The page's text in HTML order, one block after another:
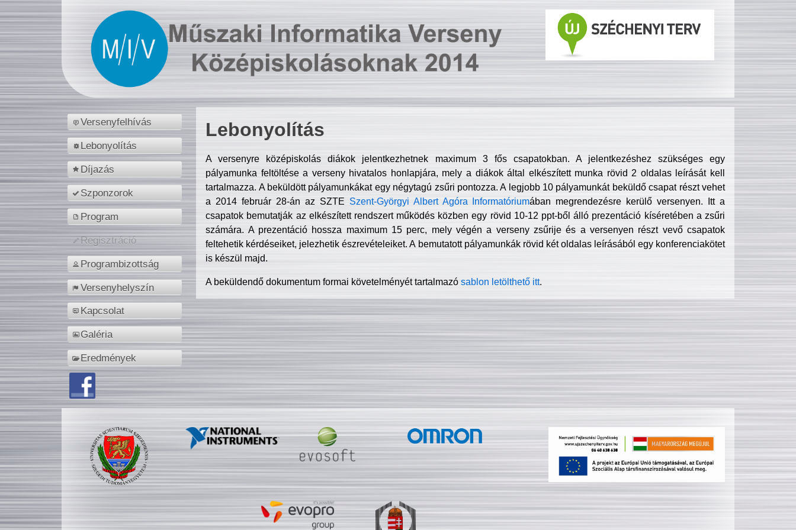
Versenyfelhívás
Lebonyolítás
Díjazás
Szponzorok
Program
Regisztráció
Programbizottság
Versenyhelyszín
Kapcsolat
Galéria
Eredmények
Lebonyolítás
A versenyre középiskolás diákok jelentkezhetnek maximum 3 fős csapatokban. A jelentkezéshez szükséges egy
pályamunka feltöltése a verseny hivatalos honlapjára, mely a diákok által elkészített munka rövid 2 oldalas leírását kell
tartalmazza. A beküldött pályamunkákat egy négytagú zsűri pontozza. A legjobb 10 pályamunkát beküldő csapat részt vehet
a 2014 február 28-án az SZTE Szent-Györgyi Albert Agóra Informatóriumában megrendezésre kerülő versenyen. Itt a
csapatok bemutatják az elkészített rendszert működés közben egy rövid 10-12 ppt-ből álló prezentáció kíséretében a zsűri
számára. A prezentáció hossza maximum 15 perc, mely végén a verseny zsűrije és a versenyen részt vevő csapatok
feltehetik kérdéseiket, jelezhetik észrevételeiket. A bemutatott pályamunkák rövid két oldalas leírásából egy konferenciakötet
is készül majd.
A beküldendő dokumentum formai követelményét tartalmazósablon letölthető itt.